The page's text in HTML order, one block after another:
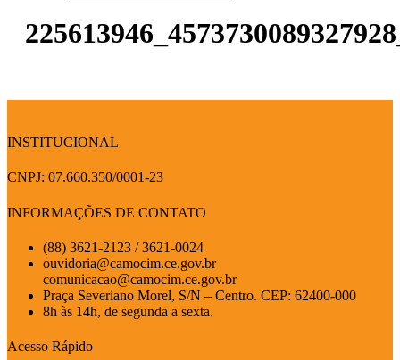
INSTITUCIONAL
CNPJ: 07.660.350/0001-23
INFORMAÇÕES DE CONTATO
(88) 3621-2123 / 3621-0024
ouvidoria@camocim.ce.gov.br
comunicacao@camocim.ce.gov.br
Praça Severiano Morel, S/N – Centro. CEP: 62400-000
8h às 14h, de segunda a sexta.
Acesso Rápido